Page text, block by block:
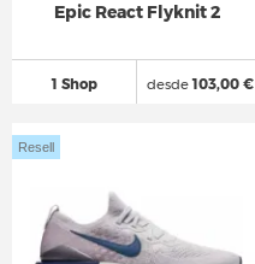
Epic React Flyknit 2
1 Shop desde103,00 €
Resell